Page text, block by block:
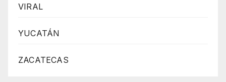
VIRAL
YUCATÁN
ZACATECAS